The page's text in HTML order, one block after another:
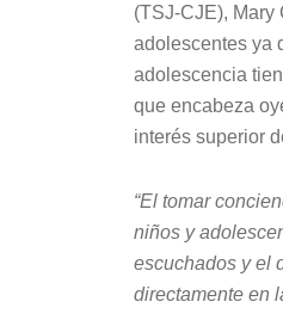
(TSJ-CJE), Mary
adolescentes ya
adolescencia
que encabeza
interés superior
“El tomar
niños y
escuchados y el
directamente en